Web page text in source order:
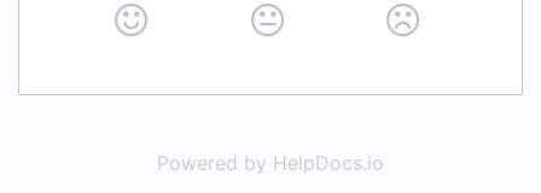
Powered by HelpDocs.io